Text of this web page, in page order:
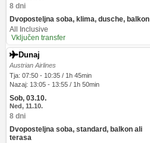
8 dni
Dvoposteljna soba, klima, dusche, balkon
All Inclusive
Vključen transfer
Dunaj
Austrian Airlines
Tja: 07:50 - 10:35 / 1h 45min
Nazaj: 13:05 - 13:55 / 1h 50min
Sob, 03.10.
Ned, 11.10.
8 dni
Dvoposteljna soba, standard, balkon ali
terasa